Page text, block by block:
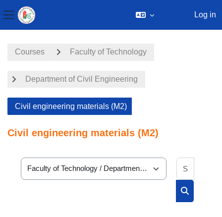
Side panel
Log in
Courses Faculty of Technology
Department of Civil Engineering
Civil engineering materials (M2)
Civil engineering materials (M2)
Course categories